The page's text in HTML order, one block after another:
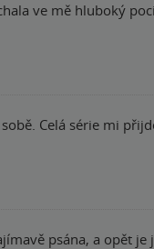
ve mě hluboký
Celá série mi
psána, a opět je